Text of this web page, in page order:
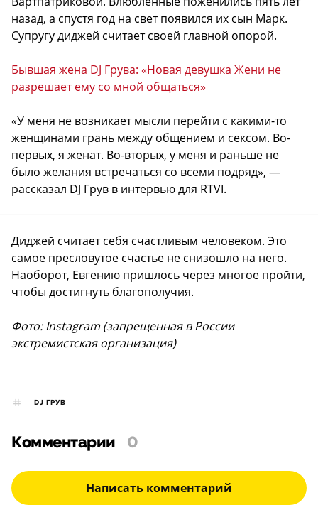
назад, а спустя год на свет появился их сын Марк.
Супругу диджей считает своей главной опорой.
Бывшая жена DJ Грува: «Новая девушка Жени не
разрешает ему со мной общаться»
«У меня не возникает мысли перейти с какими-то
женщинами грань между общением и сексом. Во-
первых, я женат. Во-вторых, у меня и раньше не
было желания встречаться со всеми подряд», —
рассказал DJ Грув в интервью для RTVI.
Диджей считает себя счастливым человеком. Это
самое пресловутое счастье не снизошло на него.
Наоборот, Евгению пришлось через многое пройти,
чтобы достигнуть благополучия.
Фото: Instagram (запрещенная в России
экстремистская организация)
DJ ГРУВ
Комментарии 0
Написать комментарий